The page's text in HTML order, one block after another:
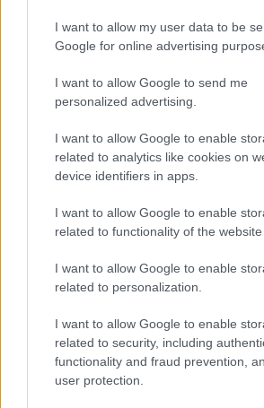
I want to allow my user data to be
Google for online advertising
I want to allow Google to send me
personalized advertising.
I want to allow Google to enable
related to analytics like cookies on
device identifiers in apps.
I want to allow Google to enable
related to functionality of the website
I want to allow Google to enable
related to personalization.
I want to allow Google to enable
related to security, including
functionality and fraud prevention,
user protection.
συμφωνία σε ηλικία μόλις 14
τότε αναπτύσσει
ένα
συνδυάζει αρμονικά την
κληρονομιά με το αστικό
μεγάλωσε . Ο ήχος που
την καταγωγή της μέσα από
μουσικά είδη όπως η ποπ και
Η τραγουδίστρια έχει
αποκτήσει ένα παγκόσμιο
Μια πρόσφατη συνεργασία
Saad, το τραγούδι El Helwa
Βόρεια Αφρική. Το 2025, η
περιόδευσε στο Ηνωμένο
Ευρώπη μαζί με τη Μαρίνα